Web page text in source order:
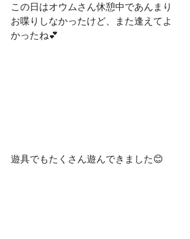
この日はオウムさん休憩中であんまり
お喋りしなかったけど、また逢えてよ
かったね💕
遊具でもたくさん遊んできました😊